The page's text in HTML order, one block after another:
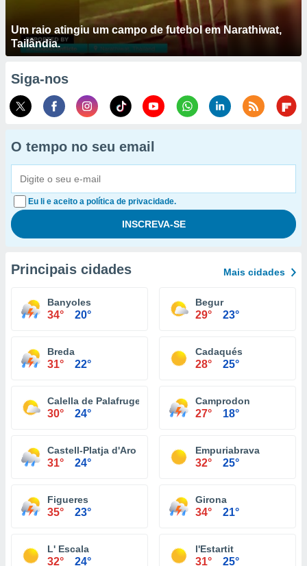
Um raio atingiu um campo de futebol em Narathiwat,
Tailândia.
Siga-nos
O tempo no seu email
Eu li e aceito a política de privacidade.
Principais cidades Mais cidades
Banyoles
34° 20°
Begur
29° 23°
Breda
31° 22°
Cadaqués
28° 25°
Calella de Palafrugell
30° 24°
Camprodon
27° 18°
Castell-Platja d'Aro
31° 24°
Empuriabrava
32° 25°
Figueres
35° 23°
Girona
34° 21°
L' Escala
32° 24°
l'Estartit
31° 25°